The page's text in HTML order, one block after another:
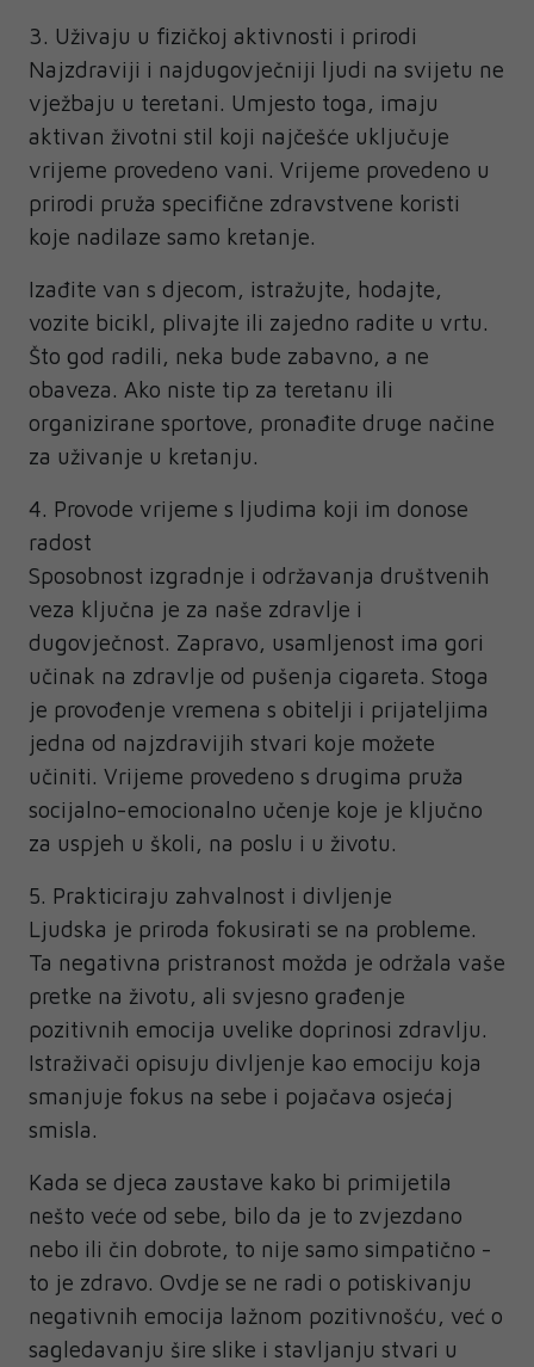
3. Uživaju u fizičkoj aktivnosti i prirodi
Najzdraviji i najdugovječniji ljudi na svijetu ne
vježbaju u teretani. Umjesto toga, imaju
aktivan životni stil koji najčešće uključuje
vrijeme provedeno vani. Vrijeme provedeno u
prirodi pruža specifične zdravstvene koristi
koje nadilaze samo kretanje.
Izađite van s djecom, istražujte, hodajte,
vozite bicikl, plivajte ili zajedno radite u vrtu.
Što god radili, neka bude zabavno, a ne
obaveza. Ako niste tip za teretanu ili
organizirane sportove, pronađite druge načine
za uživanje u kretanju.
4. Provode vrijeme s ljudima koji im donose
radost
Sposobnost izgradnje i održavanja društvenih
veza ključna je za naše zdravlje i
dugovječnost. Zapravo, usamljenost ima gori
učinak na zdravlje od pušenja cigareta. Stoga
je provođenje vremena s obitelji i prijateljima
jedna od najzdravijih stvari koje možete
učiniti. Vrijeme provedeno s drugima pruža
socijalno-emocionalno učenje koje je ključno
za uspjeh u školi, na poslu i u životu.
5. Prakticiraju zahvalnost i divljenje
Ljudska je priroda fokusirati se na probleme.
Ta negativna pristranost možda je održala vaše
pretke na životu, ali svjesno građenje
pozitivnih emocija uvelike doprinosi zdravlju.
Istraživači opisuju divljenje kao emociju koja
smanjuje fokus na sebe i pojačava osjećaj
smisla.
Kada se djeca zaustave kako bi primijetila
nešto veće od sebe, bilo da je to zvjezdano
nebo ili čin dobrote, to nije samo simpatično -
to je zdravo. Ovdje se ne radi o potiskivanju
negativnih emocija lažnom pozitivnošću, već o
sagledavanju šire slike i stavljanju stvari u